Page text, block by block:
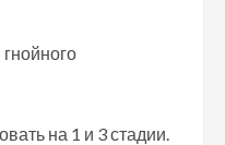
на 1 и 3 стадии.